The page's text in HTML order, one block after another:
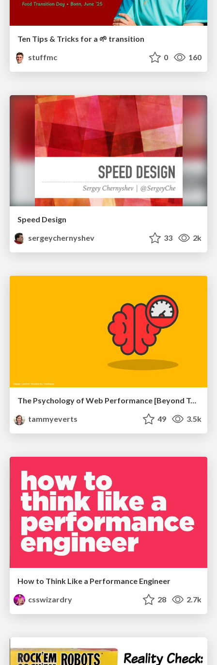
Ten Tips & Tricks for a 🌱 transition
stuffmc
0 160
Speed Design
sergeychernyshev
33 2k
The Psychology of Web Performance [Beyond Tellerrand 2023]
tammyeverts
49 3.5k
How to Think Like a Performance Engineer
csswizardry
28 2.7k